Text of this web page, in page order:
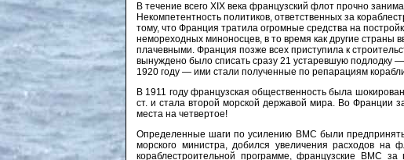
В течение всего XIX века французский флот прочно
Некомпетентность политиков, ответственных за
тому, что Франция тратила огромные средства на
немореходных миноносцев, в то время как другие страны
плачевными. Франция позже всех приступила к
вынуждено было списать сразу 21 устаревшую подлодку
1920 году — ими стали полученные по репарациям
В 1911 году французская общественность была
ст. и стала второй морской державой мира. Во Франции
места на четвертое!
Определенные шаги по усилению ВМС были
морского министра, добился увеличения расходов
кораблестроительной программе, французские ВМС